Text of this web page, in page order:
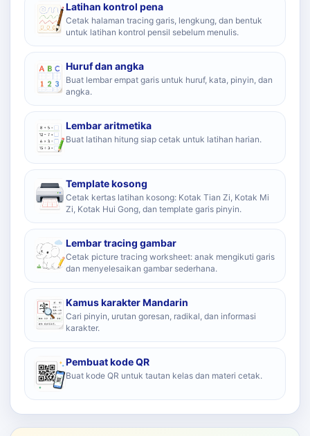
Latihan kontrol pena
Cetak halaman tracing garis, lengkung, dan bentuk
untuk latihan kontrol pensil sebelum menulis.
Huruf dan angka
Buat lembar empat garis untuk huruf, kata, pinyin, dan
angka.
Lembar aritmetika
Buat latihan hitung siap cetak untuk latihan harian.
Template kosong
Cetak kertas latihan kosong: Kotak Tian Zi, Kotak Mi
Zi, Kotak Hui Gong, dan template garis pinyin.
Lembar tracing gambar
Cetak picture tracing worksheet: anak mengikuti garis
dan menyelesaikan gambar sederhana.
Kamus karakter Mandarin
Cari pinyin, urutan goresan, radikal, dan informasi
karakter.
Pembuat kode QR
Buat kode QR untuk tautan kelas dan materi cetak.